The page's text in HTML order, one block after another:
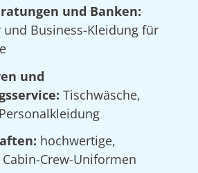
und Banken:
und Business-Kleidung für
und
Tischwäsche,
hochwertige,
Crew-Uniformen